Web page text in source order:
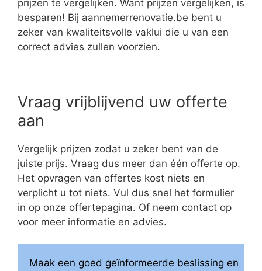
prijzen te vergelijken. Want prijzen vergelijken, is
besparen! Bij aannemerrenovatie.be bent u
zeker van kwaliteitsvolle vaklui die u van een
correct advies zullen voorzien.
Vraag vrijblijvend uw offerte
aan
Vergelijk prijzen zodat u zeker bent van de
juiste prijs. Vraag dus meer dan één offerte op.
Het opvragen van offertes kost niets en
verplicht u tot niets. Vul dus snel het formulier
in op onze offertepagina. Of neem contact op
voor meer informatie en advies.
Maak een goed geïnformeerde beslissing en